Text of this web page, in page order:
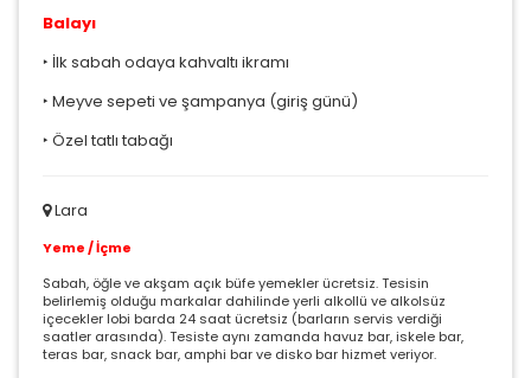
Balayı
‣ İlk sabah odaya kahvaltı ikramı
‣ Meyve sepeti ve şampanya (giriş günü)
‣ Özel tatlı tabağı
Lara
Yeme / İçme
Sabah, öğle ve akşam açık büfe yemekler ücretsiz. Tesisin
belirlemiş olduğu markalar dahilinde yerli alkollü ve alkolsüz
içecekler lobi barda 24 saat ücretsiz (barların servis verdiği
saatler arasında). Tesiste aynı zamanda havuz bar, iskele bar,
teras bar, snack bar, amphi bar ve disko bar hizmet veriyor.